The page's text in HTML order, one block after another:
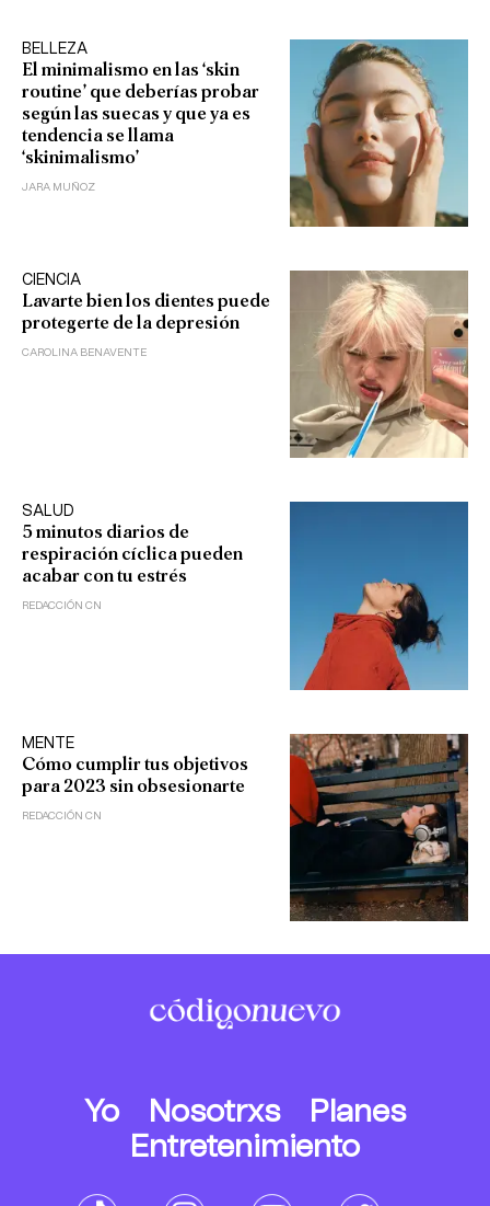
BELLEZA
El minimalismo en las ‘skin
routine’ que deberías probar
según las suecas y que ya es
tendencia se llama
‘skinimalismo’
JARA MUÑOZ
CIENCIA
Lavarte bien los dientes puede
protegerte de la depresión
CAROLINA BENAVENTE
SALUD
5 minutos diarios de
respiración cíclica pueden
acabar con tu estrés
REDACCIÓN CN
MENTE
Cómo cumplir tus objetivos
para 2023 sin obsesionarte
REDACCIÓN CN
Yo Nosotrxs
Planes
Entretenimiento